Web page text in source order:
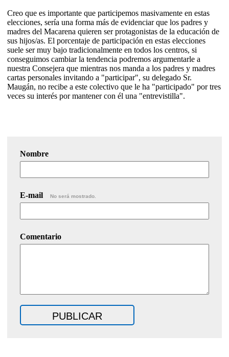
Creo que es importante que participemos masivamente en estas
elecciones, sería una forma más de evidenciar que los padres y
madres del Macarena quieren ser protagonistas de la educación de
sus hijos/as. El porcentaje de participación en estas elecciones
suele ser muy bajo tradicionalmente en todos los centros, si
conseguimos cambiar la tendencia podremos argumentarle a
nuestra Consejera que mientras nos manda a los padres y madres
cartas personales invitando a "participar", su delegado Sr.
Maugán, no recibe a este colectivo que le ha "participado" por tres
veces su interés por mantener con él una "entrevistilla".
Nombre
E-mail No será mostrado.
Comentario